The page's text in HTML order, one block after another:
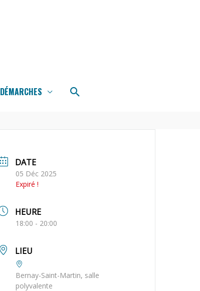
DÉMARCHES Rechercher
DATE
05 Déc 2025
Expiré !
HEURE
18:00 - 20:00
LIEU
Bernay-Saint-Martin, salle
polyvalente